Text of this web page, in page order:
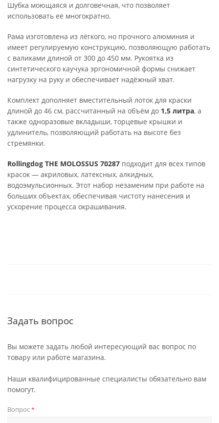
Шубка моющаяся и долговечная, что позволяет
использовать её многократно.
Рама изготовлена из лёгкого, но прочного алюминия и
имеет регулируемую конструкцию, позволяющую работать
с валиками длиной от 300 до 450 мм. Рукоятка из
синтетического каучука эргономичной формы снижает
нагрузку на руку и обеспечивает надёжный хват.
Комплект дополняет вместительный лоток для краски
длиной до 46 см, рассчитанный на объём до 1,5 литра, а
также одноразовые вкладыши, торцевые крышки и
удлинитель, позволяющий работать на высоте без
стремянки.
Rollingdog THE MOLOSSUS 70287 подходит для всех типов
красок — акриловых, латексных, алкидных,
водоэмульсионных. Этот набор незаменим при работе на
больших объектах, обеспечивая чистоту нанесения и
ускорение процесса окрашивания.
Задать вопрос
Вы можете задать любой интересующий вас вопрос по
товару или работе магазина.
Наши квалифицированные специалисты обязательно вам
помогут.
Вопрос*